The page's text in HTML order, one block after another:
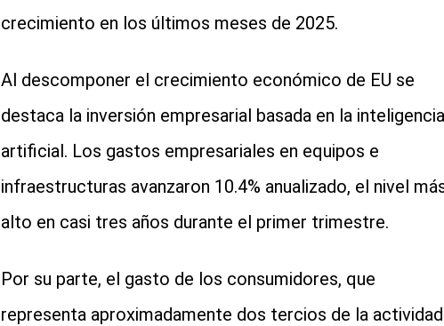
crecimiento en los últimos meses de 2025.
Al descomponer el crecimiento económico de EU se
destaca la inversión empresarial basada en la inteligencia
artificial. Los gastos empresariales en equipos e
infraestructuras avanzaron 10.4% anualizado, el nivel
alto en casi tres años durante el primer trimestre.
Por su parte, el gasto de los consumidores, que
representa aproximadamente dos tercios de la actividad